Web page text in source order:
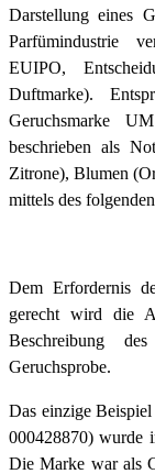
Darstellung eines
Parfümindustrie
EUIPO,
Duftmarke).
Geruchsmarke
beschrieben als
Zitrone), Blumen
mittels des
Dem Erfordernis
gerecht wird die
Beschreibung
Geruchsprobe.
Das einzige
000428870) wurde
Die Marke war als